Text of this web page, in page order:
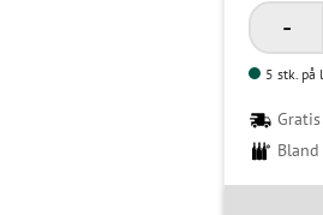
5 stk. på